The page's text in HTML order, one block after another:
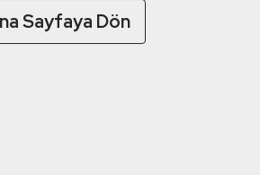
Sayfaya Dön